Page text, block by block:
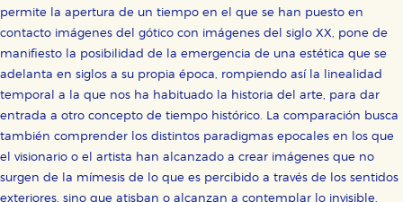
permite la apertura de un tiempo en el que se han puesto en
contacto imágenes del gótico con imágenes del siglo XX, pone de
manifiesto la posibilidad de la emergencia de una estética que se
adelanta en siglos a su propia época, rompiendo así la linealidad
temporal a la que nos ha habituado la historia del arte, para dar
entrada a otro concepto de tiempo histórico. La comparación busca
también comprender los distintos paradigmas epocales en los que
el visionario o el artista han alcanzado a crear imágenes que no
surgen de la mímesis de lo que es percibido a través de los sentidos
exteriores, sino que atisban o alcanzan a contemplar lo invisible.